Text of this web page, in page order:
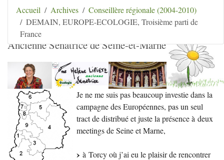
Aller au contenu | Aller au menu|Aller au menu
secondaire | Aller à la recherche
Hélène Lipietz
Ancienne Sénatrice de Seine-et-Marne
Accueil Archives
Conseillère régionale (2004-2010)
DEMAIN, EUROPE-ECOLOGIE, Troisième parti de
France
Je ne me suis pas beaucoup investie dans la
campagne des Européennes, pas un seul
tract de distribué et juste la présence à deux
meetings de Seine et Marne,
à Torcy où j’ai eu le plaisir de rencontrer